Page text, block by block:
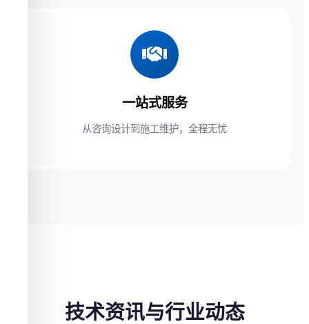
一站式服务
从咨询设计到施工维护，全程无忧
技术资讯与行业动态